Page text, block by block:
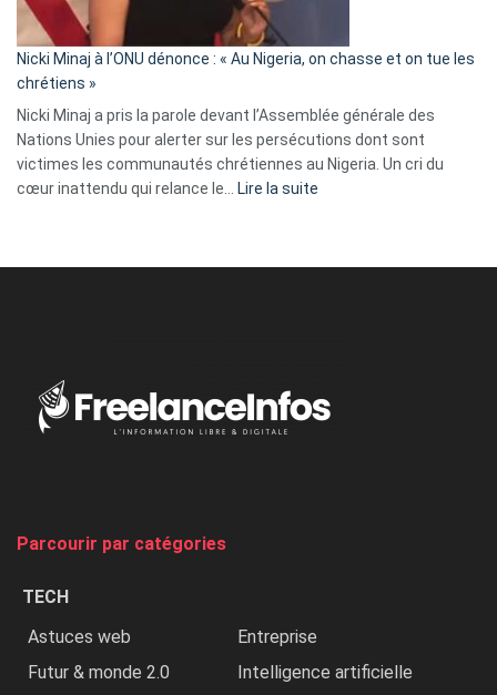
parle
ses
tripes »
Nicki Minaj à l’ONU dénonce : « Au Nigeria, on chasse et on tue les
chrétiens »
Nicki Minaj a pris la parole devant l’Assemblée générale des
Nations Unies pour alerter sur les persécutions dont sont
victimes les communautés chrétiennes au Nigeria. Un cri du
cœur inattendu qui relance le…
Lire la suite
Nigeria,
Parcourir par catégories
TECH
Astuces web
Entreprise
Futur & monde 2.0
Intelligence artificielle